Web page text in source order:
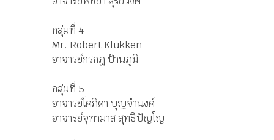
กลุ่มที่ 4
Mr. Robert Klukken
อาจารย์กรกฎ ป้านภูมิ
กลุ่มที่ 5
อาจารย์โศภิดา บุญจำนงค์
อาจารย์จุฑามาส สุทธิปัญโญ